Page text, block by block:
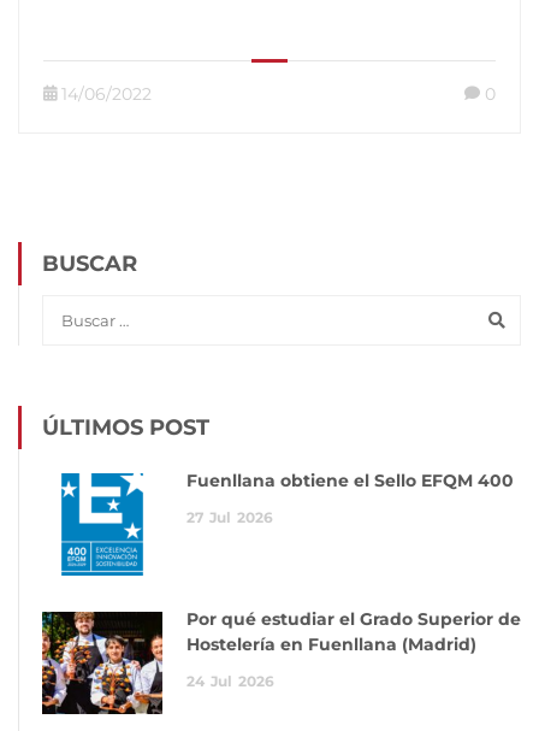
14/06/2022 0
BUSCAR
ÚLTIMOS POST
Fuenllana obtiene el Sello EFQM 400
27 Jul 2026
Por qué estudiar el Grado Superior de
Hostelería en Fuenllana (Madrid)
24 Jul 2026